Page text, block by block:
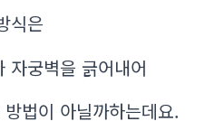
식은
자궁벽을 긁어내어
법이 아닐까하는데요.